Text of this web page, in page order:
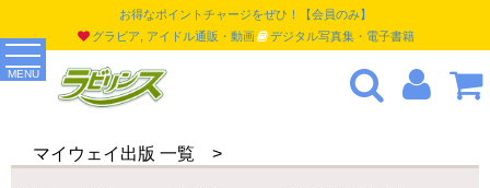
MENU
お得なポイントチャージをぜひ！【会員のみ】
グラビア, アイドル通販・動画
デジタル写真集・電子書籍
マイウェイ出版 一覧 >